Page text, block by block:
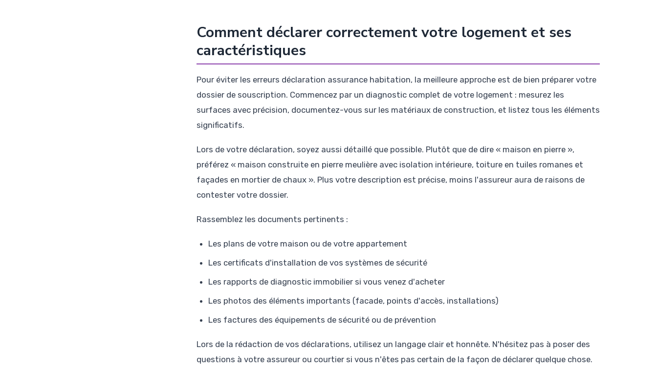
Comment déclarer correctement votre logement et ses
caractéristiques
Pour éviter les erreurs déclaration assurance habitation, la meilleure approche est de bien préparer votre
dossier de souscription. Commencez par un diagnostic complet de votre logement : mesurez les
surfaces avec précision, documentez-vous sur les matériaux de construction, et listez tous les éléments
significatifs.
Lors de votre déclaration, soyez aussi détaillé que possible. Plutôt que de dire « maison en pierre »,
préférez « maison construite en pierre meulière avec isolation intérieure, toiture en tuiles romanes et
façades en mortier de chaux ». Plus votre description est précise, moins l'assureur aura de raisons de
contester votre dossier.
Rassemblez les documents pertinents :
Les plans de votre maison ou de votre appartement
Les certificats d'installation de vos systèmes de sécurité
Les rapports de diagnostic immobilier si vous venez d'acheter
Les photos des éléments importants (facade, points d'accès, installations)
Les factures des équipements de sécurité ou de prévention
Lors de la rédaction de vos déclarations, utilisez un langage clair et honnête. N'hésitez pas à poser des
questions à votre assureur ou courtier si vous n'êtes pas certain de la façon de déclarer quelque chose.